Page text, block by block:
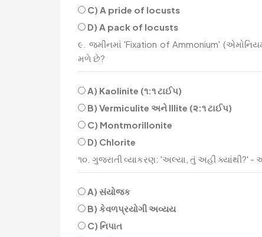
C) A pride of locusts
D) A pack of locusts
૯. જમીનમાં 'Fixation of Ammonium'
મળે છે?
A) Kaolinite (૧:૧ ટાઈપ)
B) Vermiculite અને Illite (૨:૧ ટાઈપ)
C) Montmorillonite
D) Chlorite
૧૦. ગુજરાતી વ્યાકરણ: 'અલ્યા, તું અહીં ક્યાંથી?'
A) સંયોજક
B) કેવળપ્રયોગી અવ્યય
C) નિપાત